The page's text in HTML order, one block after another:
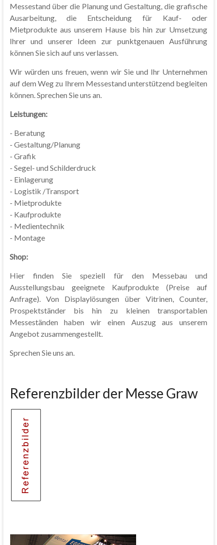
Messestand über die Planung und Gestaltung, die grafische
Ausarbeitung, die Entscheidung für Kauf- oder
Mietprodukte aus unserem Hause bis hin zur Umsetzung
Ihrer und unserer Ideen zur punktgenauen Ausführung
können Sie sich auf uns verlassen.
Wir würden uns freuen, wenn wir Sie und Ihr Unternehmen
auf dem Weg zu Ihrem Messestand unterstützend begleiten
können. Sprechen Sie uns an.
Leistungen:
- Beratung
- Gestaltung/Planung
- Grafik
- Segel- und Schilderdruck
- Einlagerung
- Logistik /Transport
- Mietprodukte
- Kaufprodukte
- Medientechnik
- Montage
Shop:
Hier finden Sie speziell für den Messebau und
Ausstellungsbau geeignete Kaufprodukte (Preise auf
Anfrage). Von Displaylösungen über Vitrinen, Counter,
Prospektständer bis hin zu kleinen transportablen
Messeständen haben wir einen Auszug aus unserem
Angebot zusammengestellt.
Sprechen Sie uns an.
Referenzbilder der Messe Graw